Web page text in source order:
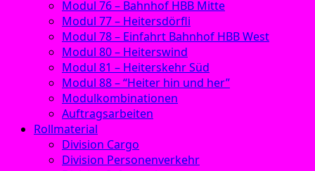
Modul 76 – Bahnhof HBB Mitte
Modul 77 – Heitersdörfli
Modul 78 – Einfahrt Bahnhof HBB West
Modul 80 – Heiterswind
Modul 81 – Heiterskehr Süd
Modul 88 – “Heiter hin und her”
Modulkombinationen
Auftragsarbeiten
Rollmaterial
Division Cargo
Division Personenverkehr